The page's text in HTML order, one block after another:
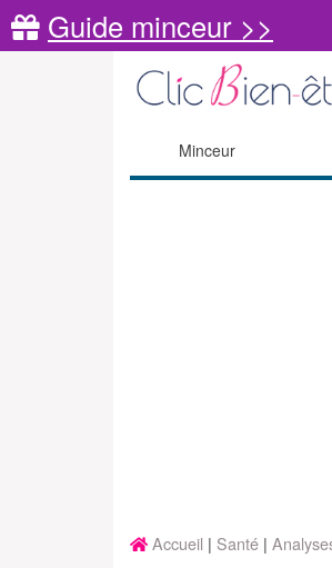
Guide minceur >>
Minceur
Accueil Santé